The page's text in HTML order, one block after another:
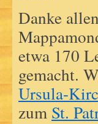
Danke allen
etwa 170
gemacht.
Ursula-
zum St.